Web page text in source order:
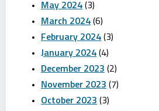
May 2024 (3)
March 2024 (6)
February 2024 (3)
January 2024 (4)
December 2023 (2)
November 2023 (7)
October 2023 (3)